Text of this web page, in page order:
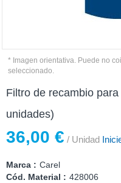
* Imagen orientativa. Puede no
seleccionado.
Filtro de recambio
unidades)
36,00 € / Unidad
Marca : Carel
Cód. Material : 428006